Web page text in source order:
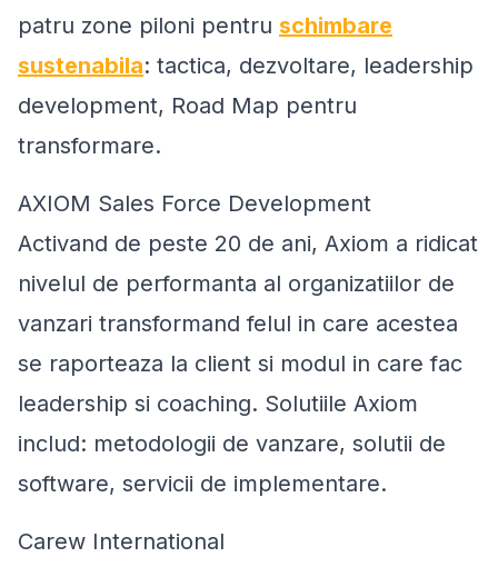
patru zone piloni pentru schimbare
sustenabila: tactica, dezvoltare, leadership
development, Road Map pentru
transformare.
AXIOM Sales Force Development
Activand de peste 20 de ani, Axiom a ridicat
nivelul de performanta al organizatiilor de
vanzari transformand felul in care acestea
se raporteaza la client si modul in care fac
leadership si coaching. Solutiile Axiom
includ: metodologii de vanzare, solutii de
software, servicii de implementare.
Carew International